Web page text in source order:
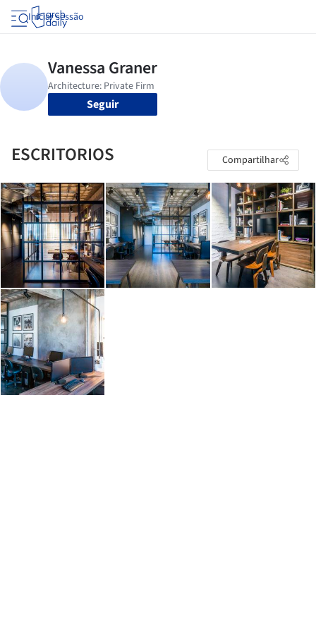
Iniciar sessão
Seguir
ESCRITORIOS Compartilhar